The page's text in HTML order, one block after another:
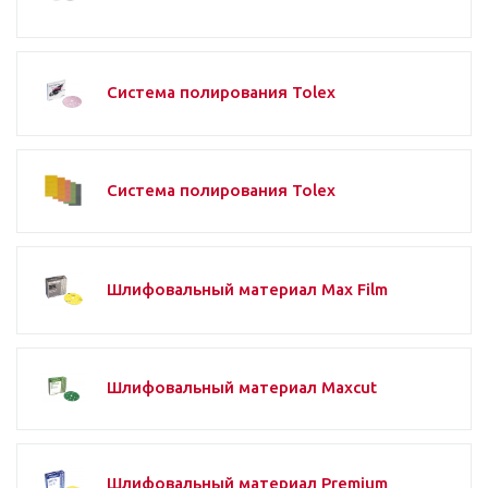
Система полирования Tolex
Система полирования Tolex
Шлифовальный материал Max Film
Шлифовальный материал Maxcut
Шлифовальный материал Premium